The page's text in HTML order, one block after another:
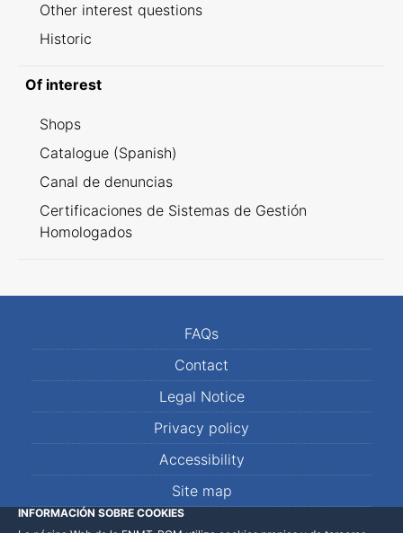
Other interest questions
Historic
Of interest
Shops
Catalogue (Spanish)
Canal de denuncias
Certificaciones de Sistemas de Gestión
Homologados
FAQs
Contact
Legal Notice
Privacy policy
Accessibility
Site map
INFORMACIÓN SOBRE COOKIES